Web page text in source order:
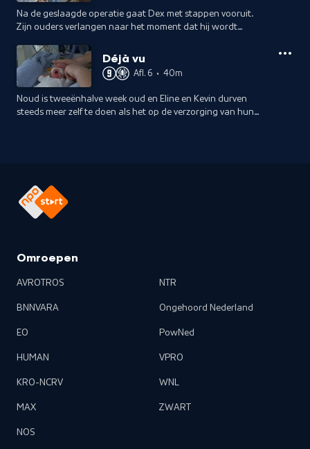
Na de geslaagde operatie gaat Dex met stappen vooruit.
Zijn ouders verlangen naar het moment dat hij wordt
Déjà vu
Afl. 6 • 40m
Noud is tweeënhalve week oud en Eline en Kevin durven
steeds meer zelf te doen als het op de verzorging van hun
Omroepen
AVROTROS
BNNVARA
EO
HUMAN
KRO-NCRV
MAX
NOS
NTR
Ongehoord Nederland
PowNed
VPRO
WNL
ZWART